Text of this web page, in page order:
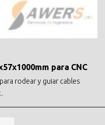
para CNC
rodear y guiar cables